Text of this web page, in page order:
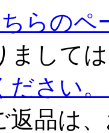
らのペ
まして
ださい
返品は